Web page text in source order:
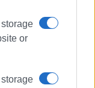
or
του) και